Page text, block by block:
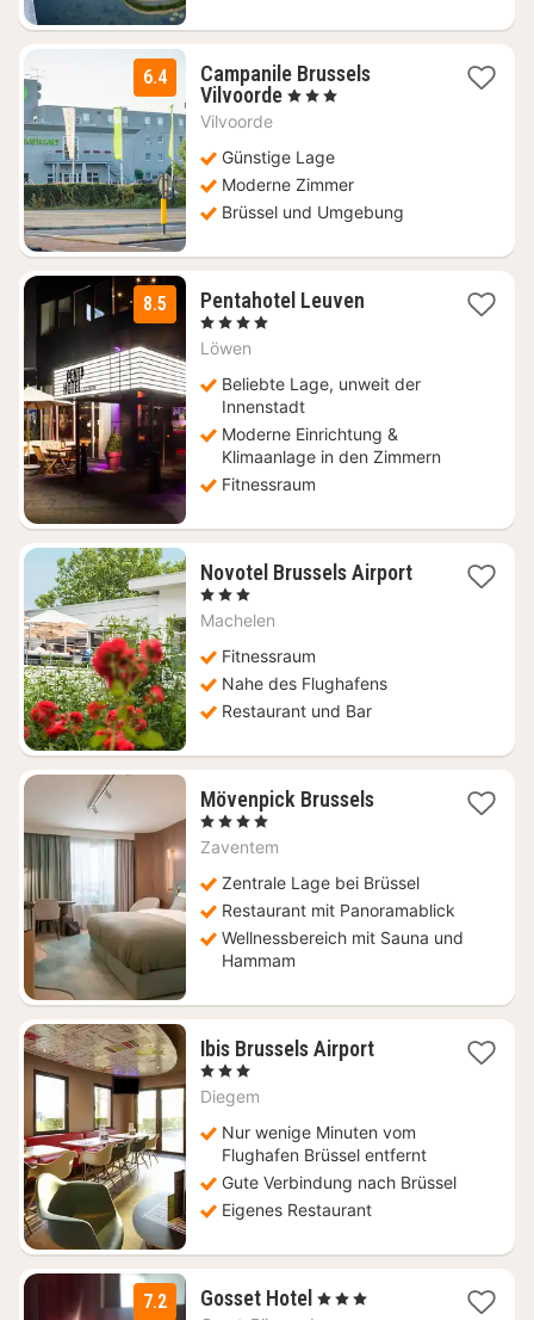
6.4
Campanile Brussels
Vilvoorde1
85
€
, 3 Sterne
Vilvoorde
Günstige Lage
Moderne Zimmer
Brüssel und Umgebung
8.5 Pentahotel Leuven1
€
, 4 Sterne
Löwen
Beliebte Lage, unweit der
Innenstadt
Moderne Einrichtung &
Klimaanlage in den Zimmern
Fitnessraum
Novotel Brussels Airport1
, 3 Sterne
Machelen
Fitnessraum
Nahe des Flughafens
Restaurant und Bar
Mövenpick Brussels2
€
, 4 Sterne
Zaventem
Zentrale Lage bei Brüssel
Restaurant mit Panoramablick
Wellnessbereich mit Sauna und
Hammam
Ibis Brussels Airport1
€
, 3 Sterne
Diegem
Nur wenige Minuten vom
Flughafen Brüssel entfernt
Gute Verbindung nach Brüssel
Eigenes Restaurant
7.2 Gosset Hotel 1
, 3 Sterne